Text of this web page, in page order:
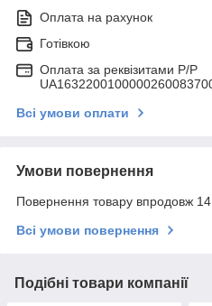
Оплата на рахунок
Готівкою
Оплата за реквізитами P/Р
Всі умови оплати
Умови повернення
Повернення товару впродовж 14
Всі умови повернення
Подібні товари компанії